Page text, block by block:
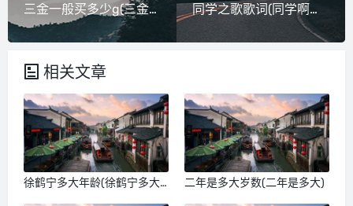
三金一般买多少g(三金买多大) 同学之歌歌词(同学啊同学这首歌的歌词是)
相关文章
徐鹤宁多大年龄(徐鹤宁多大
二年是多大岁数(二年是多大)